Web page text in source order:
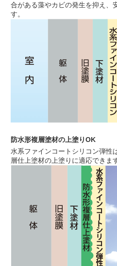
合がある藻やカビの発生を抑え、
す。
防水形複層塗材の上塗りOK
水系ファインコートシリコン弾性
層仕上塗材の上塗りに適応できま